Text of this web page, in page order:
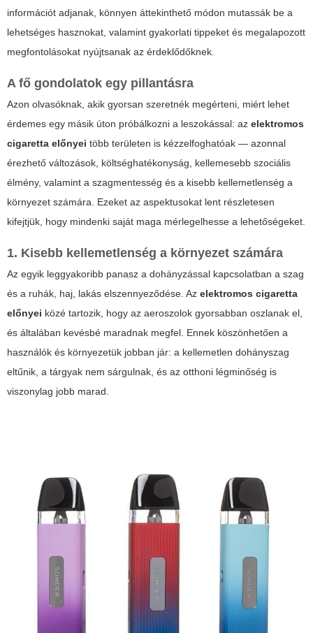
információt adjanak, könnyen áttekinthető módon mutassák be a
lehetséges hasznokat, valamint gyakorlati tippeket és megalapozott
megfontolásokat nyújtsanak az érdeklődőknek.
A fő gondolatok egy pillantásra
Azon olvasóknak, akik gyorsan szeretnék megérteni, miért lehet
érdemes egy másik úton próbálkozni a leszokással: az elektromos
cigaretta előnyei több területen is kézzelfoghatóak — azonnal
érezhető változások, költséghatékonyság, kellemesebb szociális
élmény, valamint a szagmentesség és a kisebb kellemetlenség a
környezet számára. Ezeket az aspektusokat lent részletesen
kifejtjük, hogy mindenki saját maga mérlegelhesse a lehetőségeket.
1. Kisebb kellemetlenség a környezet számára
Az egyik leggyakoribb panasz a dohányzással kapcsolatban a szag
és a ruhák, haj, lakás elszennyeződése. Az elektromos cigaretta
előnyei közé tartozik, hogy az aeroszolok gyorsabban oszlanak el,
és általában kevésbé maradnak megfel. Ennek köszönhetően a
használók és környezetük jobban jár: a kellemetlen dohányszag
eltűnik, a tárgyak nem sárgulnak, és az otthoni légminőség is
viszonylag jobb marad.